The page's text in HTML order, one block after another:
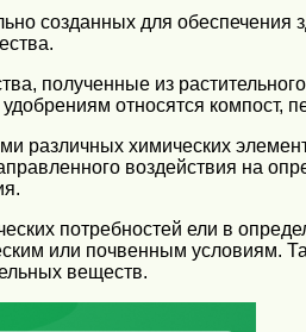
созданных для
полученные из
относятся компост,
различных химических
воздействия на
потребностей ели в
или почвенным условиям.
веществ.